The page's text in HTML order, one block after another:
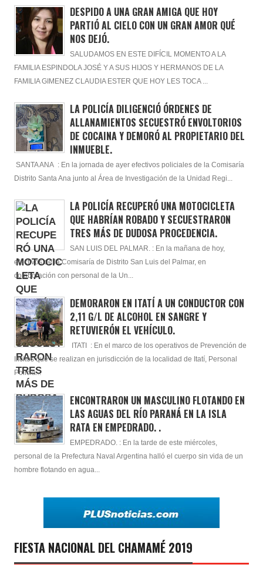
DESPIDO A UNA GRAN AMIGA QUE HOY
PARTIÓ AL CIELO CON UN GRAN AMOR QUÉ
NOS DEJÓ.
SALUDAMOS EN ESTE DIFÍCIL MOMENTO A LA
FAMILIA ESPINDOLA JOSÉ Y A SUS HIJOS Y HERMANOS DE LA
FAMILIA GIMENEZ CLAUDIA ESTER QUE HOY LES TOCA ...
LA POLICÍA DILIGENCIÓ ÓRDENES DE
ALLANAMIENTOS SECUESTRÓ ENVOLTORIOS
DE COCAINA Y DEMORÓ AL PROPIETARIO DEL
INMUEBLE.
SANTA ANA : En la jornada de ayer efectivos policiales de la Comisaría
Distrito Santa Ana junto al Área de Investigación de la Unidad Regi...
LA POLICÍA RECUPERÓ UNA MOTOCICLETA
QUE HABRÍAN ROBADO Y SECUESTRARON
TRES MÁS DE DUDOSA PROCEDENCIA.
SAN LUIS DEL PALMAR. : En la mañana de hoy,
efectivos de la Comisaría de Distrito San Luis del Palmar, en
colaboración con personal de la Un...
DEMORARON EN ITATÍ A UN CONDUCTOR CON
2,11 G/L DE ALCOHOL EN SANGRE Y
RETUVIERÓN EL VEHÍCULO.
ITATI : En el marco de los operativos de Prevención de
Ilícitos que se realizan en jurisdicción de la localidad de Itatí, Personal
Policia...
ENCONTRARON UN MASCULINO FLOTANDO EN
LAS AGUAS DEL RÍO PARANÁ EN LA ISLA
RATA EN EMPEDRADO. .
EMPEDRADO. : En la tarde de este miércoles,
personal de la Prefectura Naval Argentina halló el cuerpo sin vida de un
hombre flotando en agua...
FIESTA NACIONAL DEL CHAMAMÉ 2019